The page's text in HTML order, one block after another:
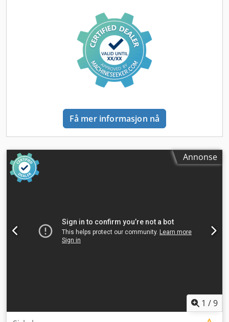
Få mer informasjon nå
Annonse
1 /9